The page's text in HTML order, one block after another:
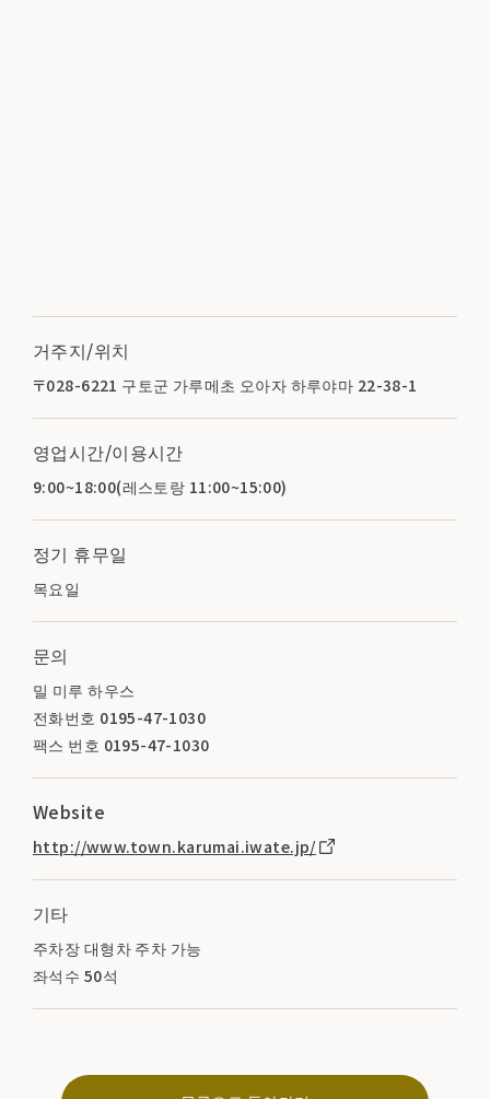
거주지/위치
〒028-6221 구토군 가루메초 오아자 하루야마 22-38-1
영업시간/이용시간
9:00~18:00(레스토랑 11:00~15:00)
정기 휴무일
목요일
문의
밀 미루 하우스
전화번호 0195-47-1030
팩스 번호 0195-47-1030
Website
http://www.town.karumai.iwate.jp/
기타
주차장 대형차 주차 가능
좌석수 50석